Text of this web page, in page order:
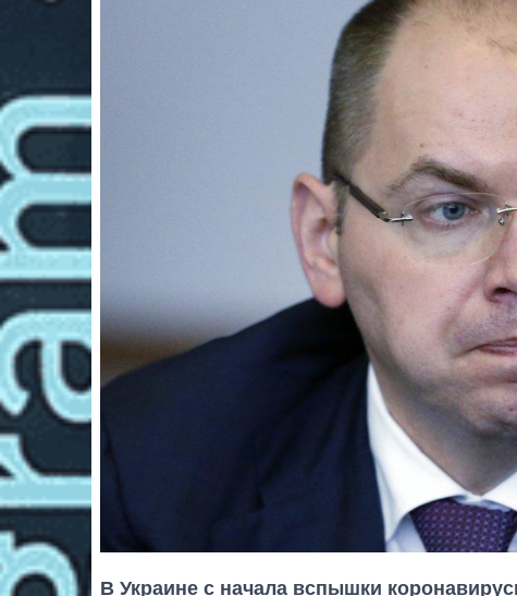
В Украине с начала вспышки